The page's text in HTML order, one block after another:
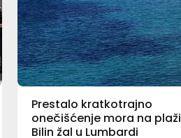
Prestalo kratkotrajno
onečišćenje mora na plaži
Bilin žal u Lumbardi